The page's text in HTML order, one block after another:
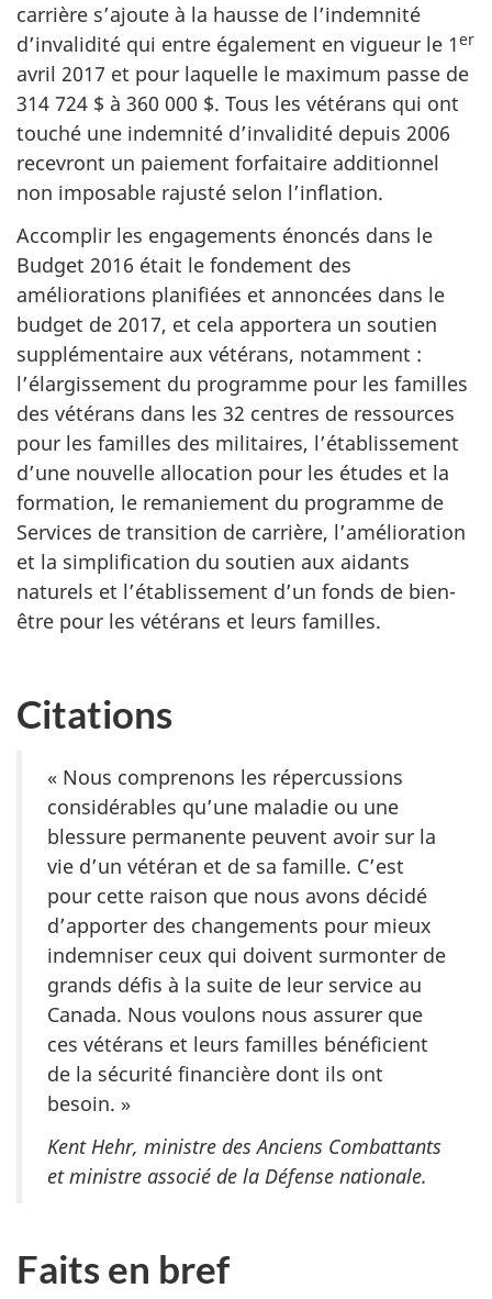
carrière s’ajoute à la hausse de l’indemnité
d’invalidité qui entre également en vigueur le 1er
avril 2017 et pour laquelle le maximum passe de
314 724 $ à 360 000 $. Tous les vétérans qui ont
touché une indemnité d’invalidité depuis 2006
recevront un paiement forfaitaire additionnel
non imposable rajusté selon l’inflation.
Accomplir les engagements énoncés dans le
Budget 2016 était le fondement des
améliorations planifiées et annoncées dans le
budget de 2017, et cela apportera un soutien
supplémentaire aux vétérans, notamment :
l’élargissement du programme pour les familles
des vétérans dans les 32 centres de ressources
pour les familles des militaires, l’établissement
d’une nouvelle allocation pour les études et la
formation, le remaniement du programme de
Services de transition de carrière, l’amélioration
et la simplification du soutien aux aidants
naturels et l’établissement d’un fonds de bien-
être pour les vétérans et leurs familles.
Citations
« Nous comprenons les répercussions
considérables qu’une maladie ou une
blessure permanente peuvent avoir sur la
vie d’un vétéran et de sa famille. C’est
pour cette raison que nous avons décidé
d’apporter des changements pour mieux
indemniser ceux qui doivent surmonter de
grands défis à la suite de leur service au
Canada. Nous voulons nous assurer que
ces vétérans et leurs familles bénéficient
de la sécurité financière dont ils ont
besoin. »
Kent Hehr, ministre des Anciens Combattants
et ministre associé de la Défense nationale.
Faits en bref